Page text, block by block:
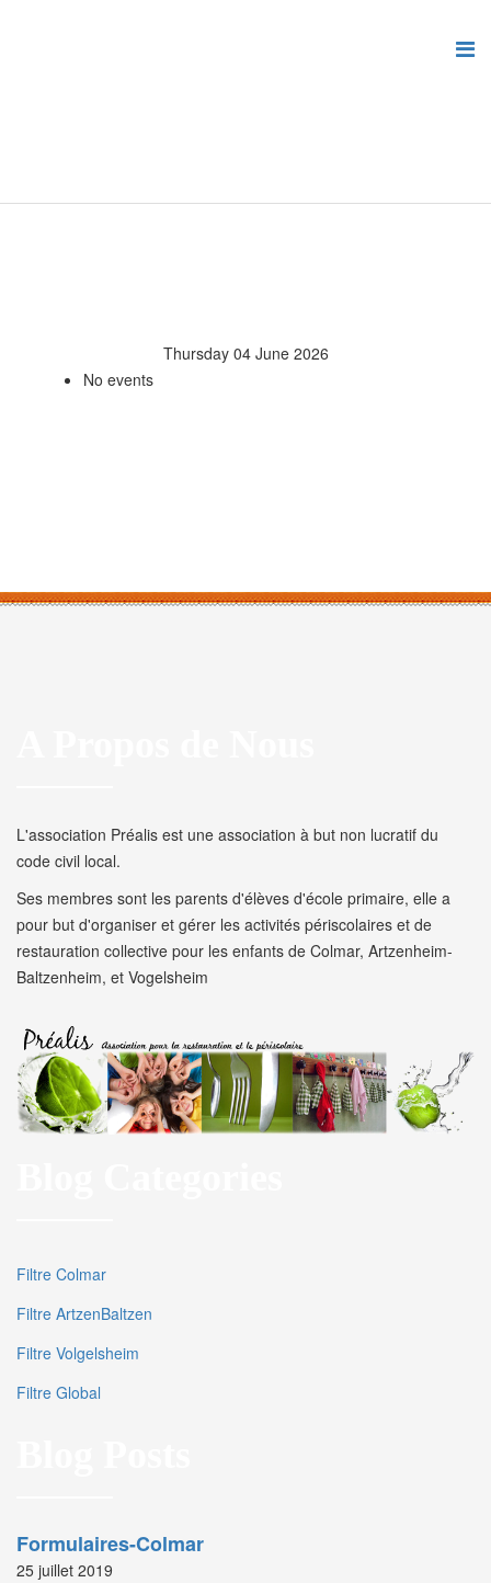
Thursday 04 June 2026
No events
L'association Préalis est une association à but non lucratif du
code civil local.
Ses membres sont les parents d'élèves d'école primaire, elle a
pour but d'organiser et gérer les activités périscolaires et de
restauration collective pour les enfants de Colmar, Artzenheim-
Baltzenheim, et Vogelsheim
Filtre Colmar
Filtre ArtzenBaltzen
Filtre Volgelsheim
Filtre Global
Formulaires-Colmar
25 juillet 2019